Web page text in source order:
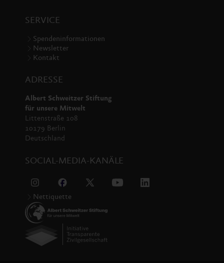
SERVICE
Spendeninformationen
Newsletter
Kontakt
ADRESSE
Albert Schweitzer Stiftung
für unsere Mitwelt
Littenstraße 108
10179 Berlin
Deutschland
SOCIAL-MEDIA-KANÄLE
Nettiquette